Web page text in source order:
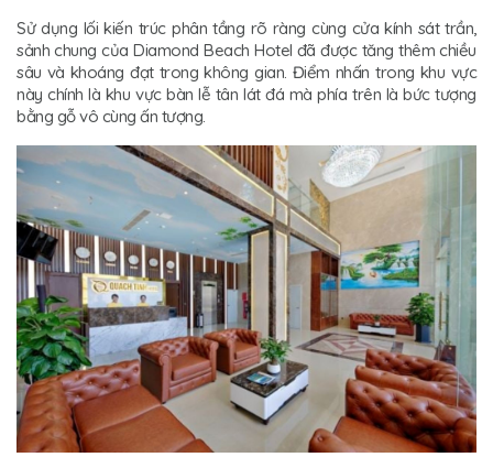
Sử dụng lối kiến trúc phân tầng rõ ràng cùng cửa kính sát trần,
sảnh chung của Diamond Beach Hotel đã được tăng thêm chiều
sâu và khoáng đạt trong không gian. Điểm nhấn trong khu vực
này chính là khu vực bàn lễ tân lát đá mà phía trên là bức tượng
bằng gỗ vô cùng ấn tượng.